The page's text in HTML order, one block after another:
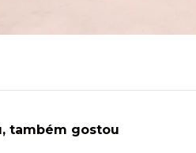
também gostou